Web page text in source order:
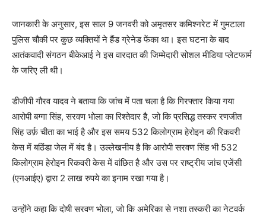
जानकारी के अनुसार, इस साल 9 जनवरी को अमृतसर कमिश्नरेट में गुमटाला
पुलिस चौकी पर कुछ व्यक्तियों ने हैंड ग्रेनेड फेंका था। इस घटना के बाद
आतंकवादी संगठन बीकेआई ने इस वारदात की जिम्मेदारी सोशल मीडिया प्लेटफार्म
के जरिए ली थी।
डीजीपी गौरव यादव ने बताया कि जांच में पता चला है कि गिरफ्तार किया गया
आरोपी बग्गा सिंह, सरवण भोला का रिश्तेदार है, जो कि प्रसिद्ध तस्कर रणजीत
सिंह उर्फ़ चीता का भाई है और इस समय 532 किलोग्राम हेरोइन की रिकवरी
केस में बठिंडा जेल में बंद है। उल्लेखनीय है कि आरोपी सरवण सिंह भी 532
किलोग्राम हेरोइन रिकवरी केस में वांछित है और उस पर राष्ट्रीय जांच एजेंसी
(एनआईए) द्वारा 2 लाख रुपये का इनाम रखा गया है।
उन्होंने कहा कि दोषी सरवण भोला, जो कि अमेरिका से नशा तस्करी का नेटवर्क